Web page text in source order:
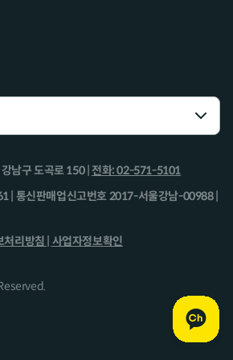
남구 도곡로 150 | 전화: 02-571-5101
| 통신판매업신고번호 2017-서울강남-00988 |
리방침 | 사업자정보확인